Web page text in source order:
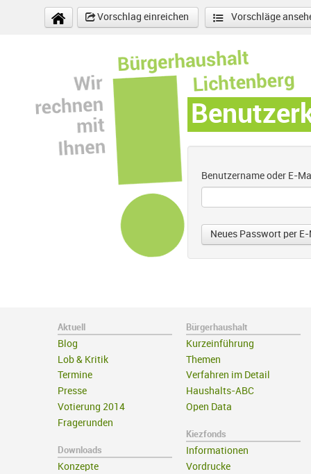
Direkt zum Inhalt
Vorschlag einreichen
Vorschläge
Benutzername oder E-
Aktuell
Blog
Lob & Kritik
Termine
Presse
Votierung 2014
Fragerunden
Downloads
Konzepte
Bürgerhaushalt
Kurzeinführung
Themen
Verfahren im Detail
Haushalts-ABC
Open Data
Kiezfonds
Informationen
Vordrucke